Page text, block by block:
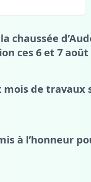
chaussée
ces 6 et 7 août
mois de travaux
à l’honneur